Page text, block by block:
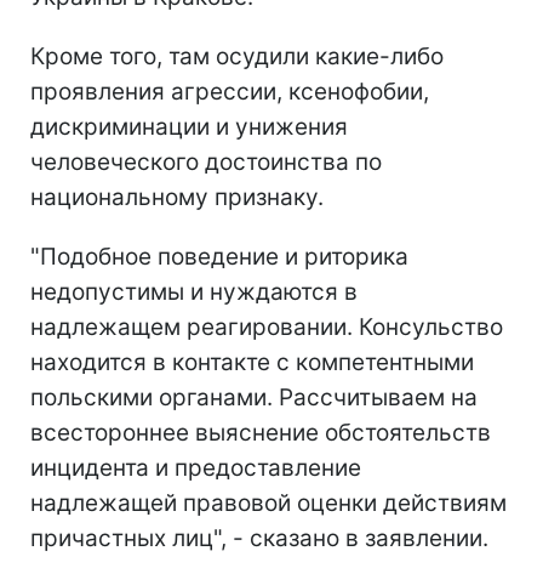
Кроме того, там осудили какие-либо
проявления агрессии, ксенофобии,
дискриминации и унижения
человеческого достоинства по
национальному признаку.
"Подобное поведение и риторика
недопустимы и нуждаются в
надлежащем реагировании. Консульство
находится в контакте с компетентными
польскими органами. Рассчитываем на
всестороннее выяснение обстоятельств
инцидента и предоставление
надлежащей правовой оценки действиям
причастных лиц", - сказано в заявлении.